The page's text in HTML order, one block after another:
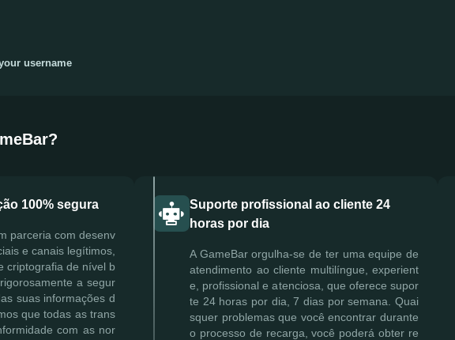
username
100% segura
parceria com desenv
e canais legítimos,
criptografia de nível b
a segur
suas informações d
que todas as trans
com as nor
Suporte profissional ao cliente 24
horas por dia
A GameBar orgulha-se de ter uma equipe de
atendimento ao cliente multilíngue, experient
e, profissional e atenciosa, que oferece supor
te 24 horas por dia, 7 dias por semana. Quai
squer problemas que você encontrar durante
o processo de recarga, você poderá obter re